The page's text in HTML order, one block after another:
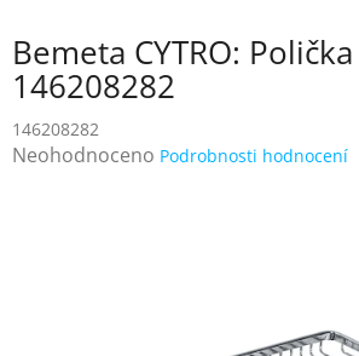
Bemeta CYTRO:
146208282
146208282
Průměrné
Neohodnoceno Podrobnosti hodnocení